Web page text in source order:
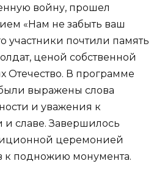
войну, прошел
«Нам не забыть ваш
участники почтили память
ценой собственной
В программе
выражены слова
и уважения к
и славе. Завершилось
церемонией
к подножию монумента.